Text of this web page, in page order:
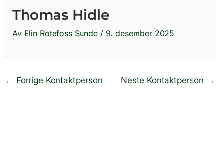
Thomas Hidle
Av Elin Rotefoss Sunde / 9. desember 2025
← Forrige Kontaktperson Neste Kontaktperson →